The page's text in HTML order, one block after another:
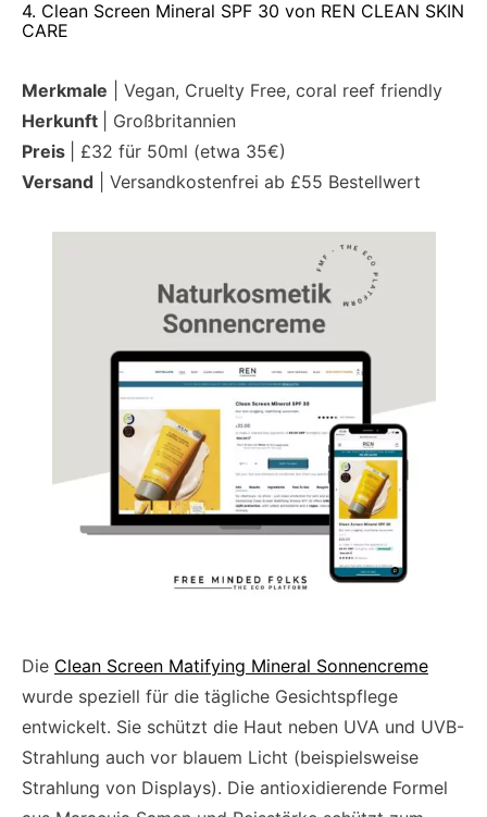
4. Clean Screen Mineral SPF 30 von REN CLEAN SKIN
CARE
Merkmale | Vegan, Cruelty Free, coral reef friendly
Herkunft
| Großbritannien
Preis
| £32 für 50ml (etwa 35€)
Versand | Versandkostenfrei ab £55 Bestellwert
Die Clean Screen Matifying Mineral Sonnencreme
wurde speziell für die tägliche Gesichtspflege
entwickelt. Sie schützt die Haut neben UVA und UVB-
Strahlung auch vor blauem Licht (beispielsweise
Strahlung von Displays). Die antioxidierende Formel